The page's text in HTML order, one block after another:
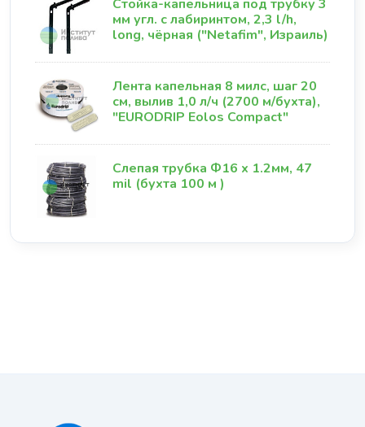
Стойка-капельница под трубку 3
мм угл. с лабиринтом, 2,3 l/h,
long, чёрная ("Netafim", Израиль)
Лента капельная 8 милс, шаг 20
см, вылив 1,0 л/ч (2700 м/бухта),
"EURODRIP Eolos Compact"
Слепая трубка Ф16 х 1.2мм, 47
mil (бухта 100 м )